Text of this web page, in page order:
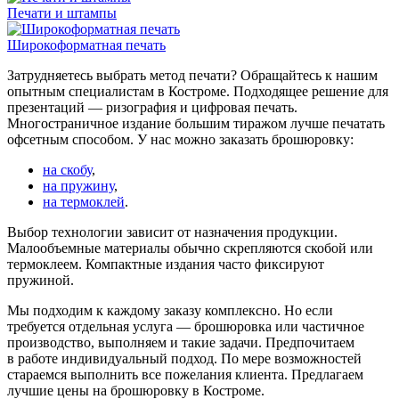
Печати и штампы
Широкоформатная печать
Затрудняетесь выбрать метод печати? Обращайтесь к нашим
опытным специалистам в Костроме. Подходящее решение для
презентаций — ризография и цифровая печать.
Многостраничное издание большим тиражом лучше печатать
офсетным способом. У нас можно заказать брошюровку:
на скобу,
на пружину,
на термоклей.
Выбор технологии зависит от назначения продукции.
Малообъемные материалы обычно скрепляются скобой или
термоклеем. Компактные издания часто фиксируют
пружиной.
Мы подходим к каждому заказу комплексно. Но если
требуется отдельная услуга — брошюровка или частичное
производство, выполняем и такие задачи. Предпочитаем
в работе индивидуальный подход. По мере возможностей
стараемся выполнить все пожелания клиента. Предлагаем
лучшие цены на брошюровку в Костроме.